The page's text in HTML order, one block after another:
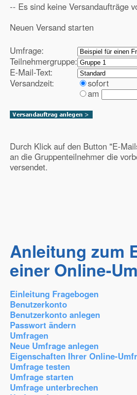
-- Es sind keine Versandaufträge
Neuen Versand starten
Umfrage:
Teilnehmergruppe:
E-Mail-Text:
Versandzeit:
sofort
am
Durch Klick auf den Button "E-
an die Gruppenteilnehmer die
versendet.
Anleitung zum
einer Online-
Einleitung Fragebogen
Benutzerkonto
Benutzerkonto anlegen
Passwort ändern
Umfragen
Neue Umfrage anlegen
Eigenschaften Ihrer Online-
Umfrage testen
Umfrage starten
Umfrage unterbrechen